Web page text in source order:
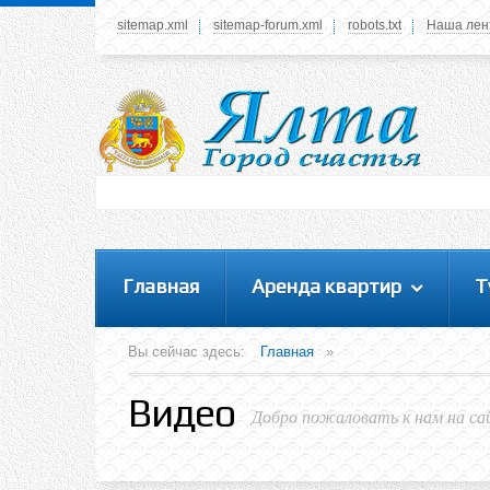
У вас нет прав просматривать данное меню,
пожалуйста, войдите на сайт под своим
логином или зарегестрируйтесь! Это позволит
вам пользоваться всеми функциями нашего
sitemap.xml sitemap-forum.xml robots.txt Наша
Главная Аренда квартир
Вы сейчас здесь: Главная »
Видео Добро пожаловать к нам на